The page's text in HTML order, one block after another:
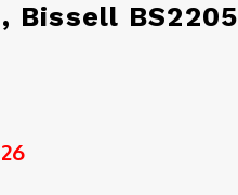
Bissell BS2205